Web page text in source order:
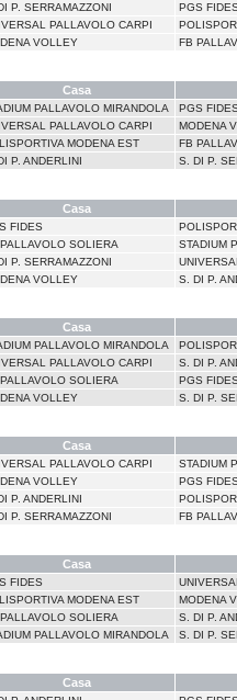
P. SERRAMAZZONI
PGS
PALLAVOLO CARPI
VOLLEY FB
Casa
PALLAVOLO MIRANDOLA
PGS
PALLAVOLO CARPI
MODENA
MODENA EST
FB
P. ANDERLINI S. DI P.
Casa
FIDES
SOLIERA
STADIUM
P. SERRAMAZZONI
VOLLEY S. DI P.
Casa
PALLAVOLO MIRANDOLA
PALLAVOLO CARPI
S. DI P.
SOLIERA
PGS
VOLLEY S. DI P.
Casa
PALLAVOLO CARPI
STADIUM
VOLLEY
PGS
P. ANDERLINI
P. SERRAMAZZONI FB
Casa
FIDES
MODENA EST
MODENA
SOLIERA
S. DI P.
PALLAVOLO MIRANDOLA S. DI P.
Casa